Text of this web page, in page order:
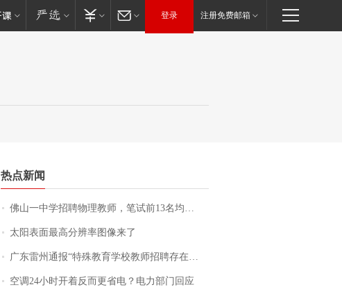
登录 注册免费邮箱
热点新闻
佛山一中学招聘物理教师，笔试前13名均遭淘汰？教育局：已叫停招聘，成立调查组全面核查
太阳表面最高分辨率图像来了
广东雷州通报“特殊教育学校教师招聘存在违规行为”：已启动问责程序 副校长被停职
空调24小时开着反而更省电？电力部门回应